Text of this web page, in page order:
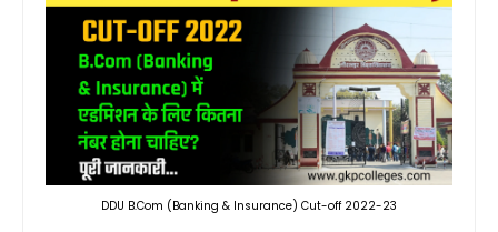
DDU B.Com (Banking & Insurance) Cut-off 2022-23